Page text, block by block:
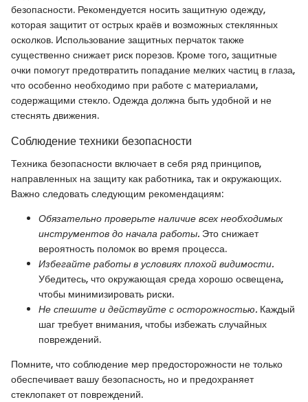
безопасности. Рекомендуется носить защитную одежду,
которая защитит от острых краёв и возможных стеклянных
осколков. Использование защитных перчаток также
существенно снижает риск порезов. Кроме того, защитные
очки помогут предотвратить попадание мелких частиц в глаза,
что особенно необходимо при работе с материалами,
содержащими стекло. Одежда должна быть удобной и не
стеснять движения.
Соблюдение техники безопасности
Техника безопасности включает в себя ряд принципов,
направленных на защиту как работника, так и окружающих.
Важно следовать следующим рекомендациям:
Обязательно проверьте наличие всех необходимых
инструментов до начала работы. Это снижает
вероятность поломок во время процесса.
Избегайте работы в условиях плохой видимости.
Убедитесь, что окружающая среда хорошо освещена,
чтобы минимизировать риски.
Не спешите и действуйте с осторожностью. Каждый
шаг требует внимания, чтобы избежать случайных
повреждений.
Помните, что соблюдение мер предосторожности не только
обеспечивает вашу безопасность, но и предохраняет
стеклопакет от повреждений.